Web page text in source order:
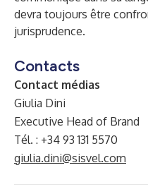
devra toujours être
jurisprudence.
Contacts
Contact médias
Giulia Dini
Executive Head of Brand
Tél. : +34 93 131 5570
giulia.dini@sisvel.com